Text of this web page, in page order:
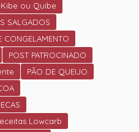
Kibe ou Quibe
SALGADOS
CONGELAMENTO
POST PATROCINADO
PÃO DE QUEIJO
Lowcarb